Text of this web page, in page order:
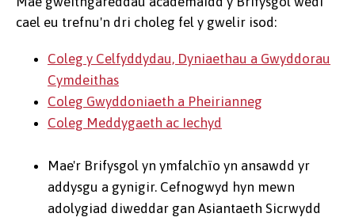
cael eu trefnu'n dri choleg fel y gwelir isod:
Coleg y Celfyddydau, Dyniaethau a Gwyddorau
Cymdeithas
Coleg Gwyddoniaeth a Pheirianneg
Coleg Meddygaeth ac Iechyd
Mae'r Brifysgol yn ymfalchïo yn ansawdd yr
addysgu a gynigir. Cefnogwyd hyn mewn
adolygiad diweddar gan Asiantaeth Sicrwydd